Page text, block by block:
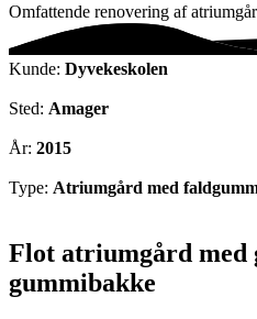
Omfattende renovering af
Kunde: Dyvekeskolen
Sted: Amager
År: 2015
Type: Atriumgård med
Flot atriumgård med
gummibakke